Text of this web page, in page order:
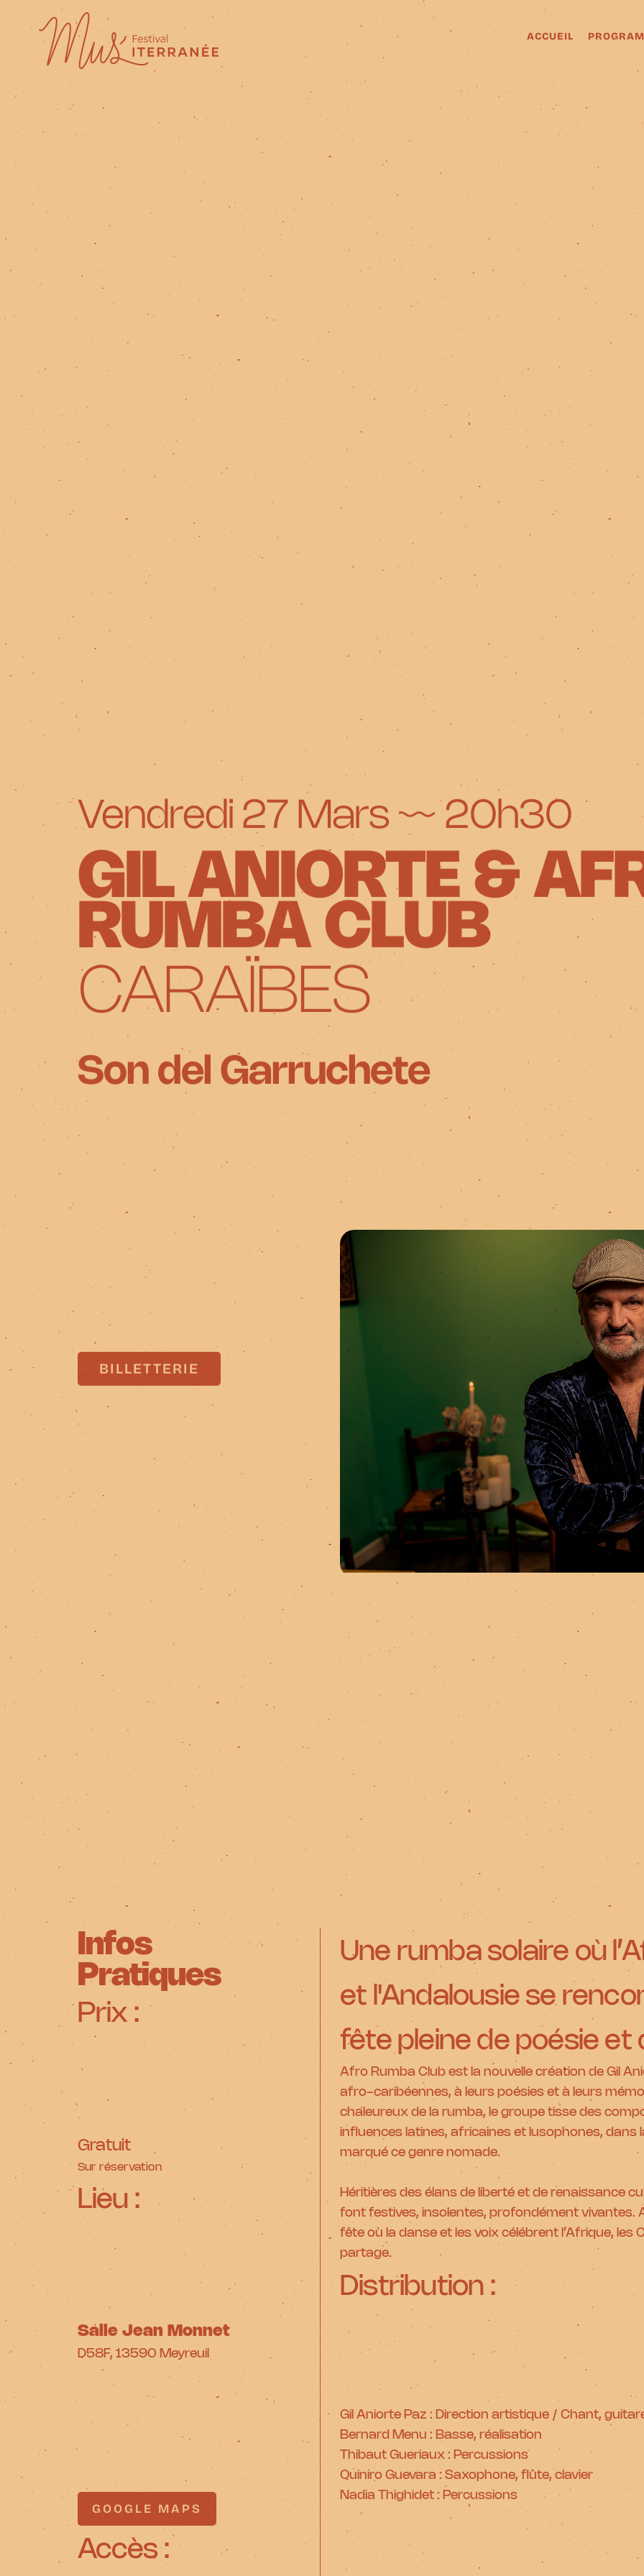
ACCUEIL
Vendredi 27 Mars 20h30
GIL ANIORTE &
RUMBA CLUB
CARAÏBES
Son del Garruchete
BILLETTERIE
Infos
Pratiques
Prix :
Gratuit
Sur réservation
Lieu :
Salle Jean Monnet
D58F, 13590 Meyreuil
GOOGLE MAPS
GOOGLE MAPS
Accès :
Une rumba solaire où
et l'Andalousie se
fête pleine de poésie et
Afro Rumba Club est la nouvelle création de Gil
afro-caribéennes, à leurs poésies et à leurs
chaleureux de la rumba, le groupe tisse des
influences latines, africaines et lusophones,
marqué ce genre nomade.
Héritières des élans de liberté et de renaissance
font festives, insolentes, profondément vivantes.
fête où la danse et les voix célébrent l’Afrique,
partage.
Distribution :
Gil Aniorte Paz : Direction artistique / Chant,
Bernard Menu : Basse, réalisation
Thibaut Gueriaux : Percussions
Quiniro Guevara : Saxophone, flûte, clavier
Nadia Thighidet : Percussions